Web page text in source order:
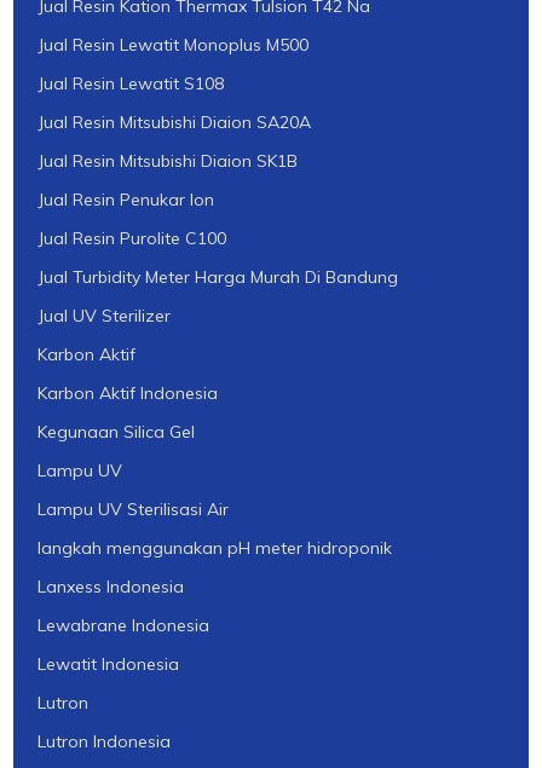
Jual Resin Kation Thermax Tulsion T42 Na
Jual Resin Lewatit Monoplus M500
Jual Resin Lewatit S108
Jual Resin Mitsubishi Diaion SA20A
Jual Resin Mitsubishi Diaion SK1B
Jual Resin Penukar Ion
Jual Resin Purolite C100
Jual Turbidity Meter Harga Murah Di Bandung
Jual UV Sterilizer
Karbon Aktif
Karbon Aktif Indonesia
Kegunaan Silica Gel
Lampu UV
Lampu UV Sterilisasi Air
langkah menggunakan pH meter hidroponik
Lanxess Indonesia
Lewabrane Indonesia
Lewatit Indonesia
Lutron
Lutron Indonesia